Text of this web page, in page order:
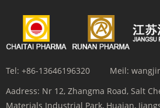
Tel: +86-13646196320 Meil:
Aadress: Nr 12, Zhangma Road, Salt
Materials Industrial Park, Huaian,